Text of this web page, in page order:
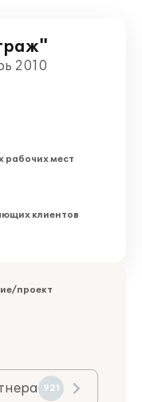
2010
рабочих мест
клиентов
проект
921